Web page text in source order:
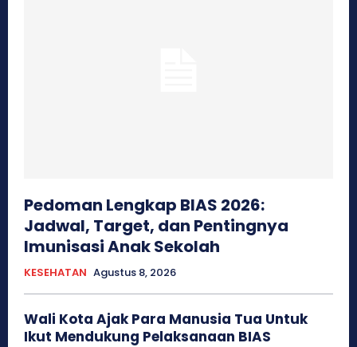
Pedoman Lengkap BIAS 2026:
Jadwal, Target, dan Pentingnya
Imunisasi Anak Sekolah
KESEHATAN Agustus 8, 2026
Wali Kota Ajak Para Manusia Tua Untuk
Ikut Mendukung Pelaksanaan BIAS